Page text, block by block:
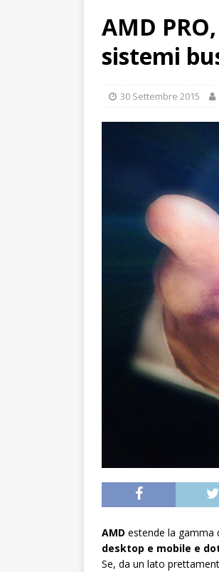
AMD
sistemi
30 Settembre 2015
AMD estende la gamma
desktop e mobile e
Se, da un lato